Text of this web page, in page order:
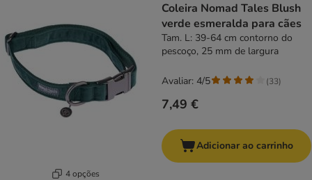
4 opções
Coleira Nomad Tales Blush
verde esmeralda para cães
Tam. L: 39-64 cm contorno do
pescoço, 25 mm de largura
7,49 €
Avaliar: 4/5 (33)
Adicionar ao carrinho